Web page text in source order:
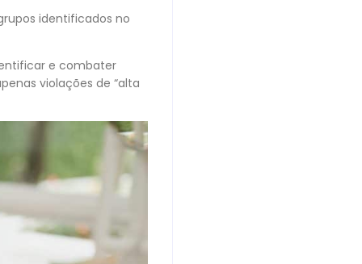
identificados no
e combater
violações de “alta